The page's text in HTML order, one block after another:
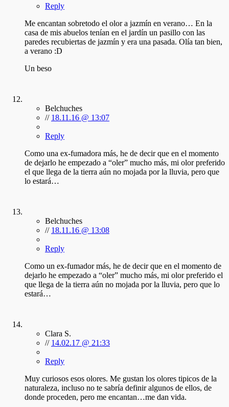
Reply
Me encantan sobretodo el olor a jazmín en verano… En la
casa de mis abuelos tenían en el jardín un pasillo con las
paredes recubiertas de jazmín y era una pasada. Olía tan bien,
a verano :D
Un beso
Belchuches
// 18.11.16 @ 13:07
Reply
Como una ex-fumadora más, he de decir que en el momento
de dejarlo he empezado a “oler” mucho más, mi olor preferido
el que llega de la tierra aún no mojada por la lluvia, pero que
lo estará…
Belchuches
// 18.11.16 @ 13:08
Reply
Como un ex-fumador más, he de decir que en el momento de
dejarlo he empezado a “oler” mucho más, mi olor preferido el
que llega de la tierra aún no mojada por la lluvia, pero que lo
estará…
Clara S.
// 14.02.17 @ 21:33
Reply
Muy curiosos esos olores. Me gustan los olores tipicos de la
naturaleza, incluso no te sabría definir algunos de ellos, de
donde proceden, pero me encantan…me dan vida.